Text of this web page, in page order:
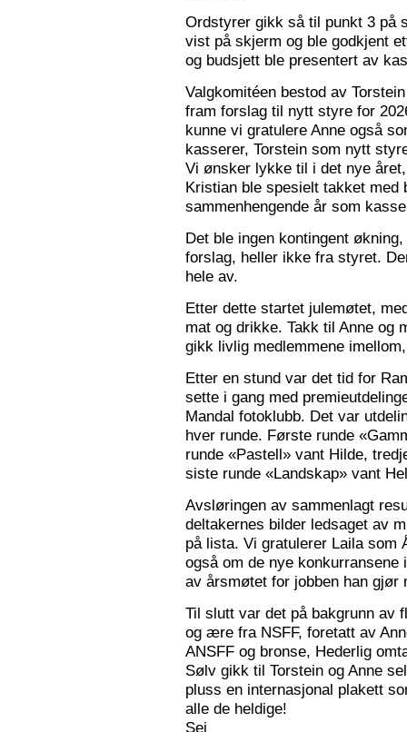
Ordstyrer gikk så til punkt 3 på
vist på skjerm og ble godkjent
og budsjett ble presentert av
Valgkomitéen bestod av
fram forslag til nytt styre for
kunne vi gratulere Anne også
kasserer, Torstein som nytt
Vi ønsker lykke til i det nye
Kristian ble spesielt takket med
sammenhengende år som
Det ble ingen kontingent
forslag, heller ikke fra styret.
hele av.
Etter dette startet julemøtet,
mat og drikke. Takk til Anne og
gikk livlig medlemmene
Etter en stund var det tid for
sette i gang med
Mandal fotoklubb. Det var
hver runde. Første runde
runde «Pastell» vant Hilde,
siste runde «Landskap» vant
Avsløringen av sammenlagt
deltakernes bilder ledsaget av
på lista. Vi gratulerer Laila som
også om de nye
av årsmøtet for jobben han gjør
Til slutt var det på bakgrunn av
og ære fra NSFF, foretatt av
ANSFF og bronse, Hederlig
Sølv gikk til Torstein og Anne
pluss en internasjonal plakett
alle de heldige!
Sej